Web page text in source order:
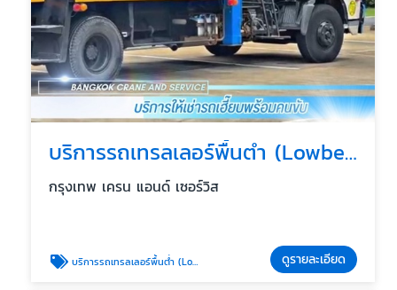
บริการรถเทรลเลอร์พื้นต่ำ (Lowbed) ขนย้ายเครื่องจักรหนัก
กรุงเทพ เครน แอนด์ เซอร์วิส
บริการรถเทรลเลอร์พื้นต่ำ (Lowbed) ขนย้ายเครื่องจักรหนัก ดูรายละเอียด